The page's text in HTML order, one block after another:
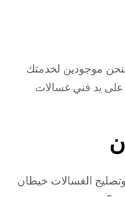
موجودين لخدمتك
على يد فني غسالات
الغسالات خيطان